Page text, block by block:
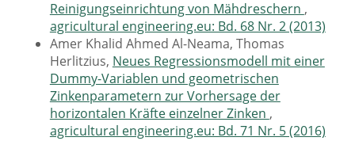
Reinigungseinrichtung von Mähdreschern ,
agricultural engineering.eu: Bd. 68 Nr. 2 (2013)
Amer Khalid Ahmed Al-Neama, Thomas
Herlitzius, Neues Regressionsmodell mit einer
Dummy-Variablen und geometrischen
Zinkenparametern zur Vorhersage der
horizontalen Kräfte einzelner Zinken ,
agricultural engineering.eu: Bd. 71 Nr. 5 (2016)